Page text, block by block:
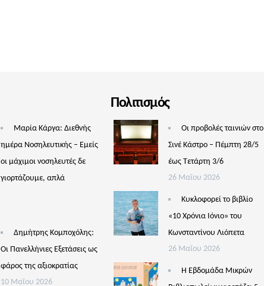
Μαρία Κάργα: Διεθνής
ημέρα Νοσηλευτικής – Εμείς
οι μάχιμοι νοσηλευτές δε
γιορτάζουμε, απλά
Δημήτρης Κομποχόλης:
Οι Πανελλήνιες Εξετάσεις ως
φάρος της αξιοκρατίας
10 Μαΐου 2026
Πολιτισμός
Οι προβολές ταινιών στο
Σινέ Κάστρο – Πέμπτη 28/5
έως Τετάρτη 3/6
26 Μαΐου 2026
Κυκλοφορεί το βιβλίο
«10 Χρόνια Ιόνιο» του
Κωνσταντίνου Λιόπετα
26 Μαΐου 2026
Η Εβδομάδα Μικρών